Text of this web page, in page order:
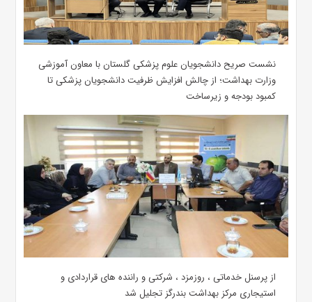
نشست صریح دانشجویان علوم پزشکی گلستان با معاون آموزشی
وزارت بهداشت؛ از چالش افزایش ظرفیت دانشجویان ‌پزشکی تا
کمبود بودجه و زیرساخت
از پرسنل خدماتی ، روزمزد ، شرکتی و راننده های قراردادی و
استیجاری مرکز بهداشت بندرگز تجلیل شد